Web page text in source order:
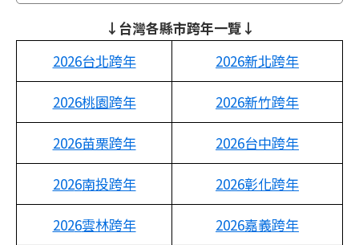
↓台灣各縣市跨年一覽↓
2026台北跨年
2026新北跨年
2026桃園跨年 2026新竹跨年
2026苗栗跨年 2026台中跨年
2026南投跨年 2026彰化跨年
2026雲林跨年 2026嘉義跨年